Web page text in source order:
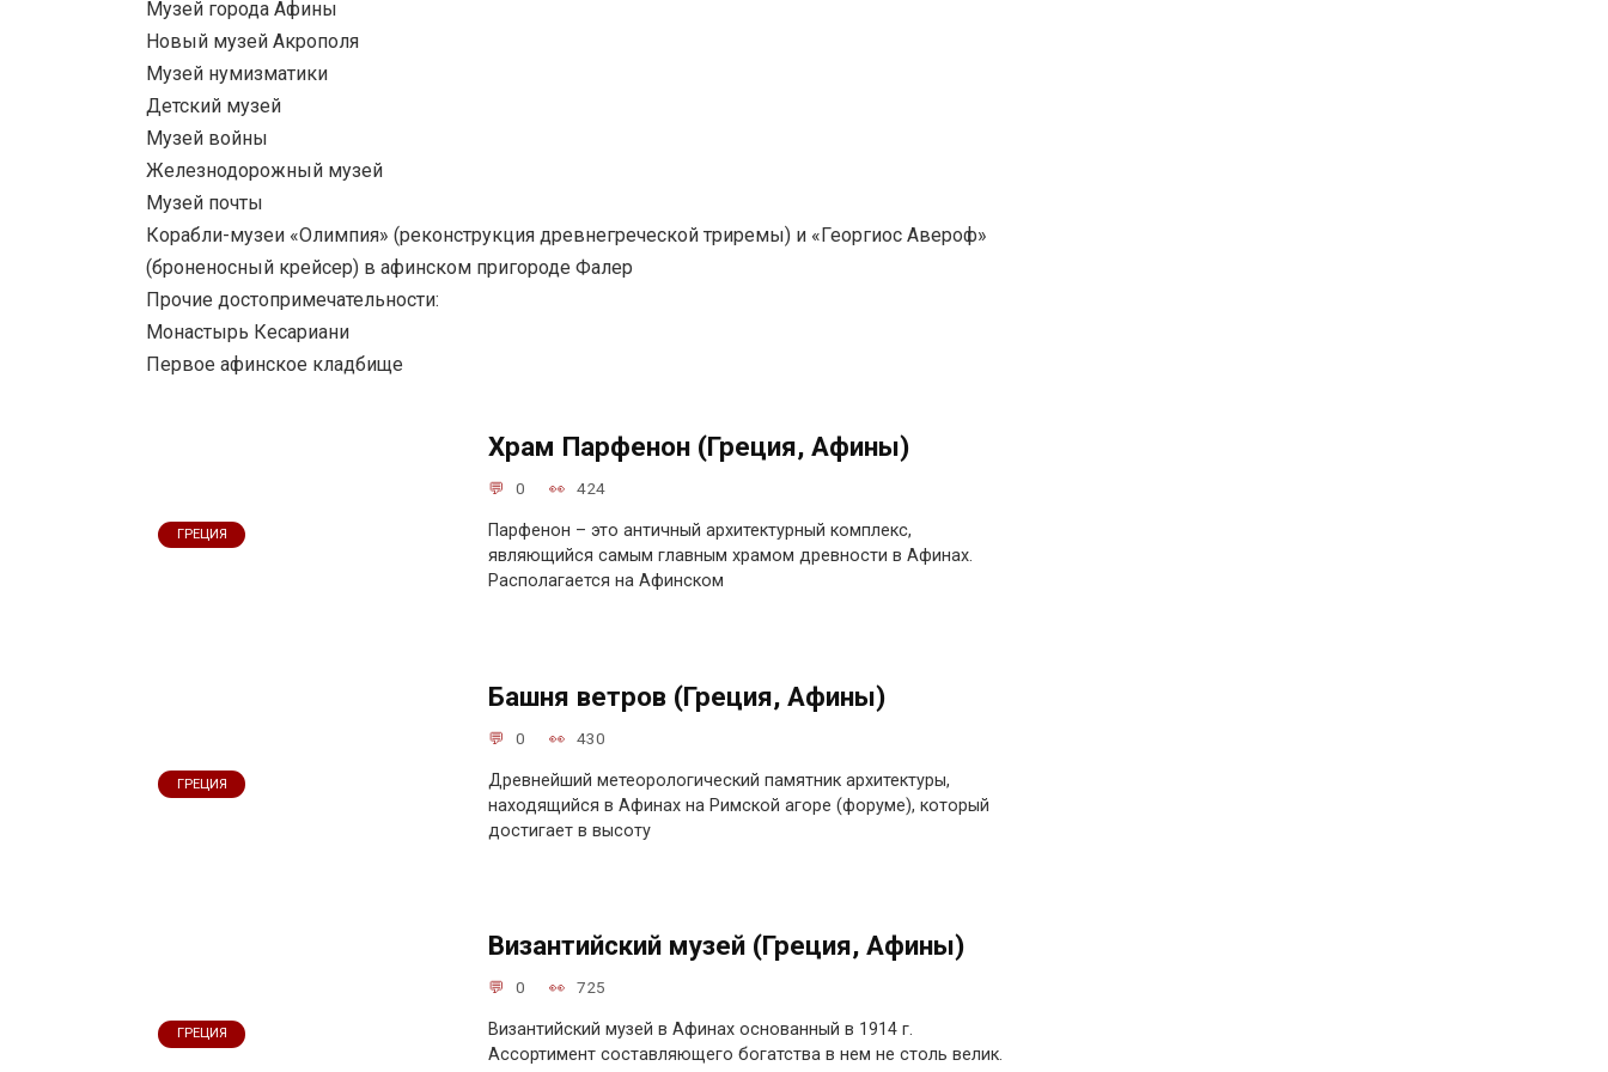
Музей города Афины
Новый музей Акрополя
Музей нумизматики
Детский музей
Музей войны
Железнодорожный музей
Музей почты
Корабли-музеи «Олимпия» (реконструкция древнегреческой триремы) и «Георгиос Авероф»
(броненосный крейсер) в афинском пригороде Фалер
Прочие достопримечательности:
Монастырь Кесариани
Первое афинское кладбище
ГРЕЦИЯ
Храм Парфенон (Греция, Афины)
0 424
Парфенон – это античный архитектурный комплекс,
являющийся самым главным храмом древности в Афинах.
Располагается на Афинском
ГРЕЦИЯ
Башня ветров (Греция, Афины)
0 430
Древнейший метеорологический памятник архитектуры,
находящийся в Афинах на Римской агоре (форуме), который
достигает в высоту
ГРЕЦИЯ
Византийский музей (Греция, Афины)
0 725
Византийский музей в Афинах основанный в 1914 г.
Ассортимент составляющего богатства в нем не столь велик.